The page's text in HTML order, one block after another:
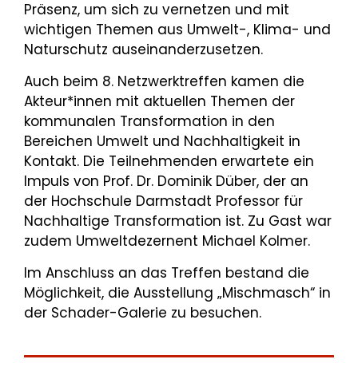
Präsenz, um sich zu vernetzen und mit
wichtigen Themen aus Umwelt-, Klima- und
Naturschutz auseinanderzusetzen.
Auch beim 8. Netzwerktreffen kamen die
Akteur*innen mit aktuellen Themen der
kommunalen Transformation in den
Bereichen Umwelt und Nachhaltigkeit in
Kontakt. Die Teilnehmenden erwartete ein
Impuls von Prof. Dr. Dominik Düber, der an
der Hochschule Darmstadt Professor für
Nachhaltige Transformation ist. Zu Gast war
zudem Umweltdezernent Michael Kolmer.
Im Anschluss an das Treffen bestand die
Möglichkeit, die Ausstellung „Mischmasch“ in
der Schader-Galerie zu besuchen.